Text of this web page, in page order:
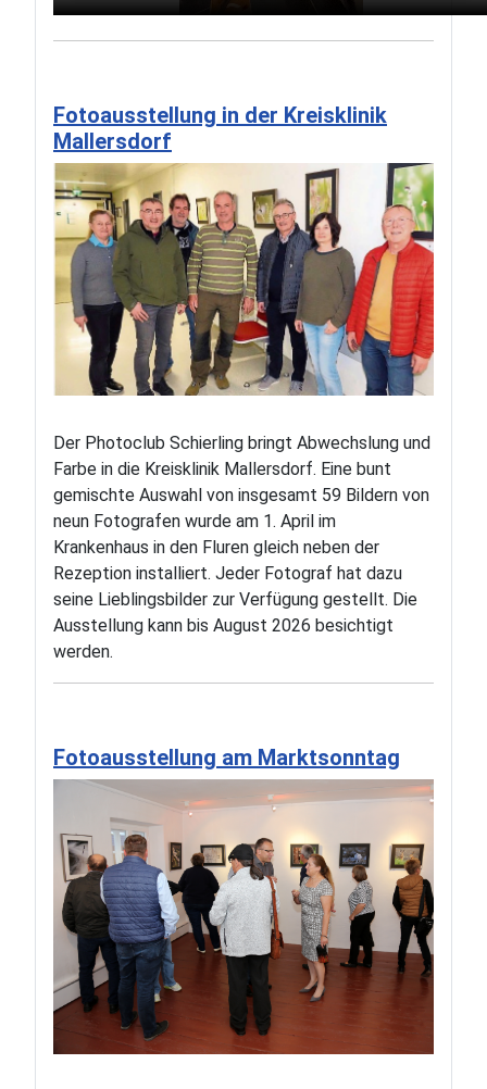
Fotoausstellung in der Kreisklinik
Mallersdorf
Der Photoclub Schierling bringt Abwechslung und
Farbe in die Kreisklinik Mallersdorf. Eine bunt
gemischte Auswahl von insgesamt 59 Bildern von
neun Fotografen wurde am 1. April im
Krankenhaus in den Fluren gleich neben der
Rezeption installiert. Jeder Fotograf hat dazu
seine Lieblingsbilder zur Verfügung gestellt. Die
Ausstellung kann bis August 2026 besichtigt
werden.
Fotoausstellung am Marktsonntag